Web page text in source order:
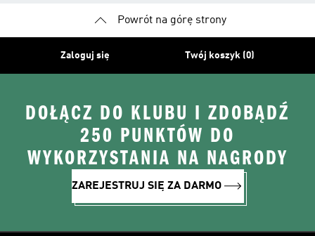
Powrót na górę strony
Zaloguj się Twój koszyk (0)
DOŁĄCZ DO KLUBU I ZDOBĄDŹ
250 PUNKTÓW DO
WYKORZYSTANIA NA NAGRODY
ZAREJESTRUJ SIĘ ZA DARMO